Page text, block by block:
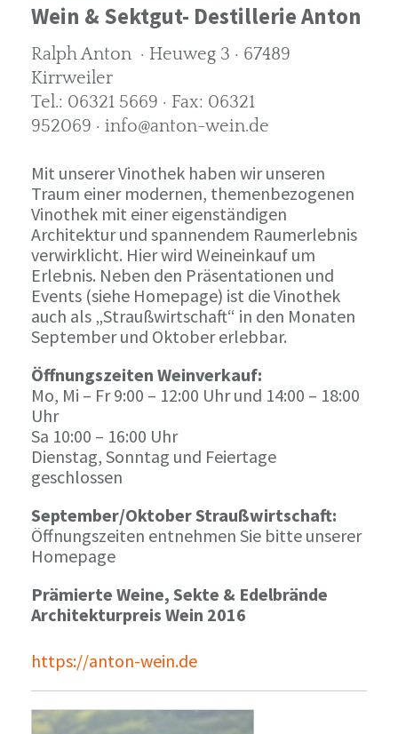
Wein & Sektgut- Destillerie Anton
Ralph Anton · Heuweg 3 · 67489
Kirrweiler
Tel.: 06321 5669 · Fax: 06321
952069 · info@anton-wein.de
Mit unserer Vinothek haben wir unseren
Traum einer modernen, themenbezogenen
Vinothek mit einer eigenständigen
Architektur und spannendem Raumerlebnis
verwirklicht. Hier wird Weineinkauf um
Erlebnis. Neben den Präsentationen und
Events (siehe Homepage) ist die Vinothek
auch als „Straußwirtschaft“ in den Monaten
September und Oktober erlebbar.
Öffnungszeiten Weinverkauf:
Mo, Mi – Fr 9:00 – 12:00 Uhr und 14:00 – 18:00
Uhr
Sa 10:00 – 16:00 Uhr
Dienstag, Sonntag und Feiertage
geschlossen
September/Oktober Straußwirtschaft:
Öffnungszeiten entnehmen Sie bitte unserer
Homepage
Prämierte Weine, Sekte & Edelbrände
Architekturpreis Wein 2016
https://anton-wein.de